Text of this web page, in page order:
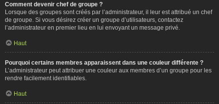
Comment devenir chef de groupe ?
Lorsque des groupes sont créés par l’administrateur, il leur est attribué un chef
de groupe. Si vous désirez créer un groupe d’utilisateurs, contactez
l’administrateur en premier lieu en lui envoyant un message privé.
Haut
Pourquoi certains membres apparaissent dans une couleur différente ?
L’administrateur peut attribuer une couleur aux membres d’un groupe pour les
rendre facilement identifiables.
Haut